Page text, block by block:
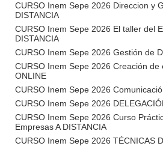
CURSO Inem Sepe 2026 Direccion y
DISTANCIA
CURSO Inem Sepe 2026 El taller del
DISTANCIA
CURSO Inem Sepe 2026 Gestión de
CURSO Inem Sepe 2026 Creación
ONLINE
CURSO Inem Sepe 2026
CURSO Inem Sepe 2026
CURSO Inem Sepe 2026 Curso
Empresas A DISTANCIA
CURSO Inem Sepe 2026 TÉCNICAS